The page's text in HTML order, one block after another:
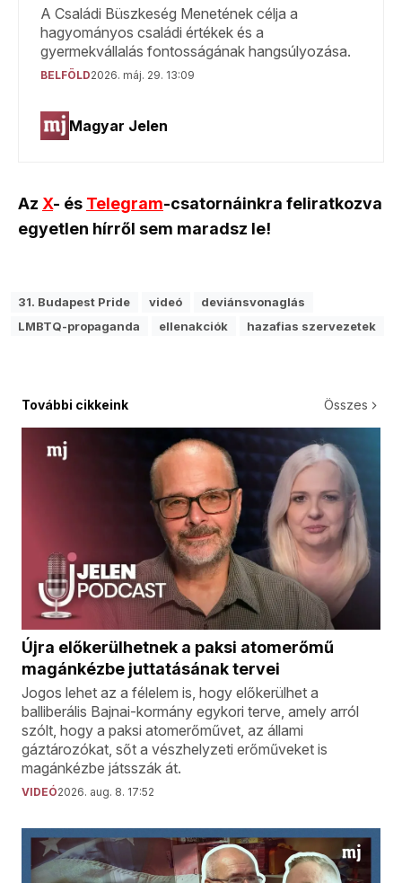
Az X- és Telegram-csatornáinkra feliratkozva
egyetlen hírről sem maradsz le!
31. Budapest Pride videó
deviánsvonaglás
LMBTQ-propaganda
ellenakciók hazafias szervezetek
További cikkeink Összes
Újra előkerülhetnek a paksi atomerőmű
magánkézbe juttatásának tervei
Jogos lehet az a félelem is, hogy előkerülhet a
balliberális Bajnai-kormány egykori terve, amely arról
szólt, hogy a paksi atomerőművet, az állami
gáztározókat, sőt a vészhelyzeti erőműveket is
magánkézbe játsszák át.
VIDEÓ2026. aug. 8. 17:52